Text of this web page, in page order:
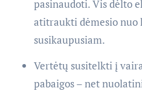
pasinaudoti. Vis dėlto
atitraukti dėmesio nuo
susikaupusiam.
Vertėtų susitelkti į
pabaigos – net